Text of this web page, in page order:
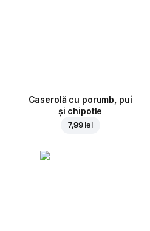
Caserolă cu porumb, pui
și chipotle
7,99 lei